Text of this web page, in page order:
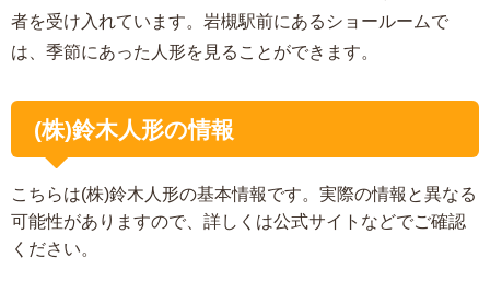
者を受け入れています。岩槻駅前にあるショールームで
は、季節にあった人形を見ることができます。
(株)鈴木人形の情報
こちらは(株)鈴木人形の基本情報です。実際の情報と異なる
可能性がありますので、詳しくは公式サイトなどでご確認
ください。